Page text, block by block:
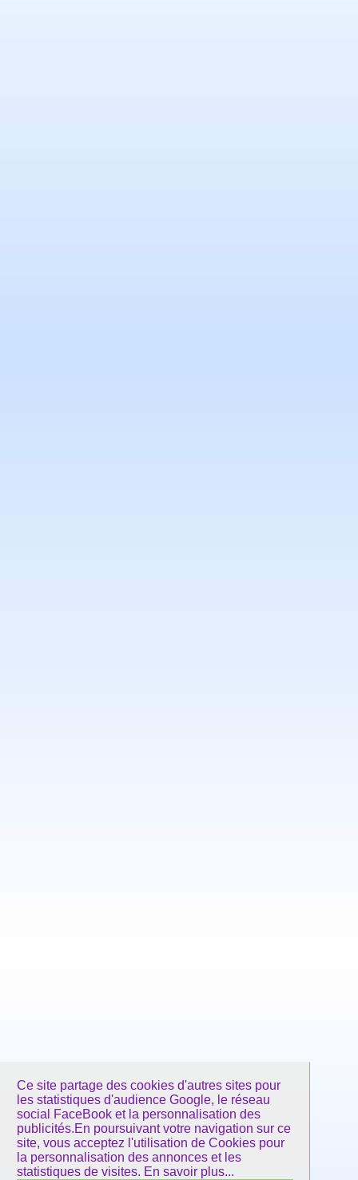
Ce site partage des cookies d'autres sites pour
les statistiques d'audience Google, le réseau
social FaceBook et la personnalisation des
publicités.En poursuivant votre navigation sur ce
site, vous acceptez l'utilisation de Cookies pour
la personnalisation des annonces et les
statistiques de visites. En savoir plus...